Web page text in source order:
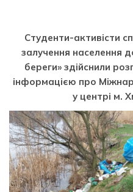
Студенти-активісти
залучення населення
береги» здійснили
інформацією про
у центрі м.